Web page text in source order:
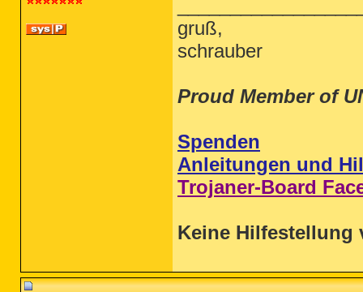
gruß,
schrauber
Proud Member of
Spenden
Anleitungen und
Trojaner-Board
Keine Hilfestellung